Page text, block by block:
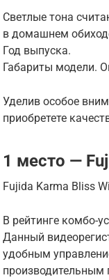
Светлые тона
в домашнем
Год выпуска.
Габариты модели.
Уделив особое
приобретете
1 место —
Fujida Karma Bliss
В рейтинге комбо-
Данный
удобным
производительным